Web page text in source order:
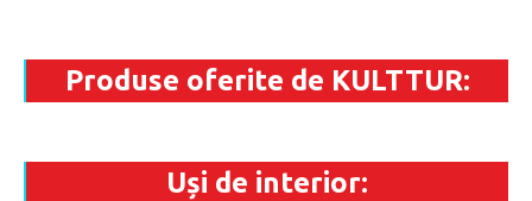
Produse oferite de KULTTUR:
Uși de interior: